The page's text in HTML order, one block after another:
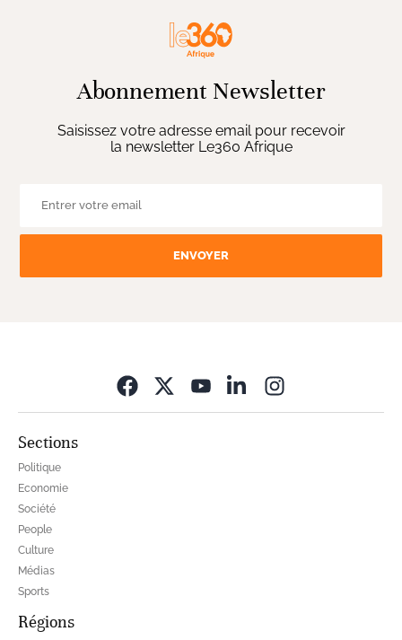
Abonnement Newsletter
Saisissez votre adresse email pour recevoir
la newsletter Le360 Afrique
ENVOYER
Sections
Politique
Economie
Société
People
Culture
Médias
Sports
Régions